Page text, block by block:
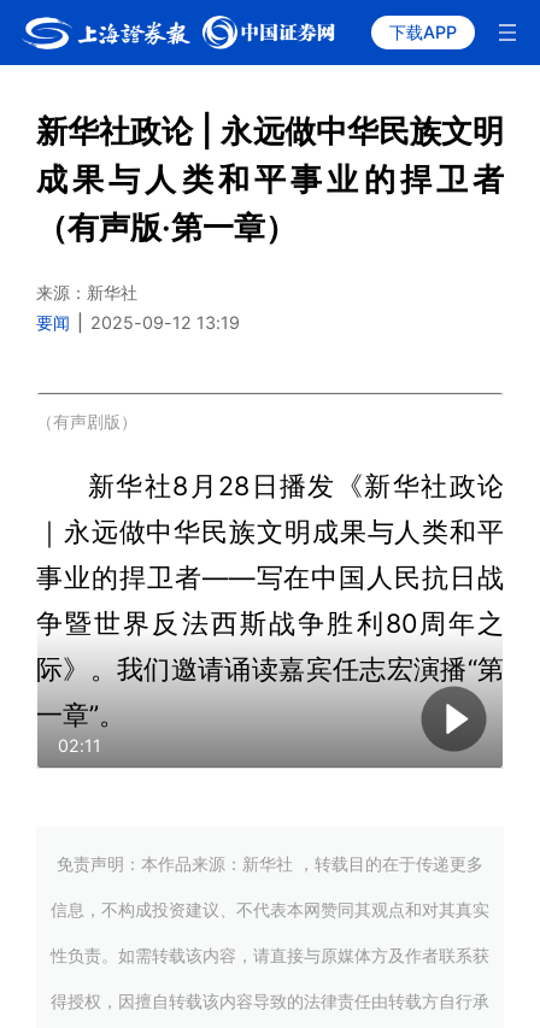
下载APP
新华社政论 | 永远做中华民族文明
成果与人类和平事业的捍卫者
（有声版·第一章）
来源：新华社
要闻
2025-09-12 13:19
（有声剧版）
新华社8月28日播发《新华社政论
｜永远做中华民族文明成果与人类和平
事业的捍卫者——写在中国人民抗日战
争暨世界反法西斯战争胜利80周年之
际》。我们邀请诵读嘉宾任志宏演播“第
一章”。
02:11
免责声明：本作品来源：新华社 ，转载目的在于传递更多
信息，不构成投资建议、不代表本网赞同其观点和对其真实
性负责。如需转载该内容，请直接与原媒体方及作者联系获
得授权，因擅自转载该内容导致的法律责任由转载方自行承